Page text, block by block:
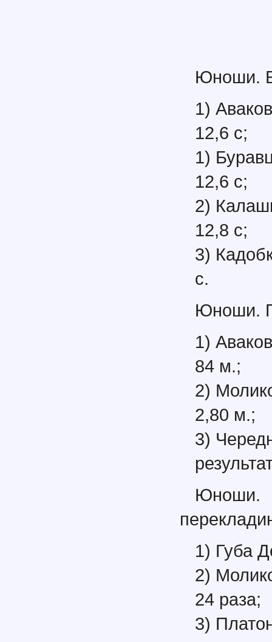
Юноши.
1)
12,6 с;
1)
12,6 с;
2)
12,8 с;
3)
с.
Юноши.
1)
84 м.;
2)
2,80 м.;
3)
1) Губа
2)
24 раза;
3)